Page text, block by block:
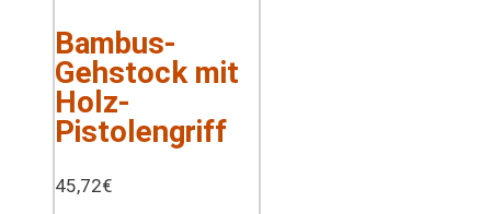
Bambus-
Gehstock mit
Holz-
Pistolengriff
45,72€